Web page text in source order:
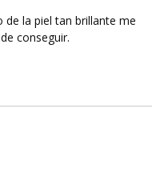
de la piel tan brillante me
conseguir.